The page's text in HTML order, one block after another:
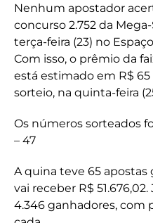
Nenhum apostador
concurso 2.752 da
terça-feira (23) no
Com isso, o prêmio da
está estimado em R$
sorteio, na quinta-feira
Os números sorteados
– 47
A quina teve 65 apostas
vai receber R$
4.346 ganhadores, com